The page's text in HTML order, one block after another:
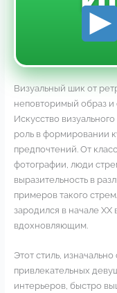
Визуальный шик от
неповторимый образ и
Искусство
роль в формировании
предпочтений. От
фотографии, люди
выразительность в
примеров такого
зародился в начале XX
вдохновляющим.
Этот стиль,
привлекательных
интерьеров, быстро